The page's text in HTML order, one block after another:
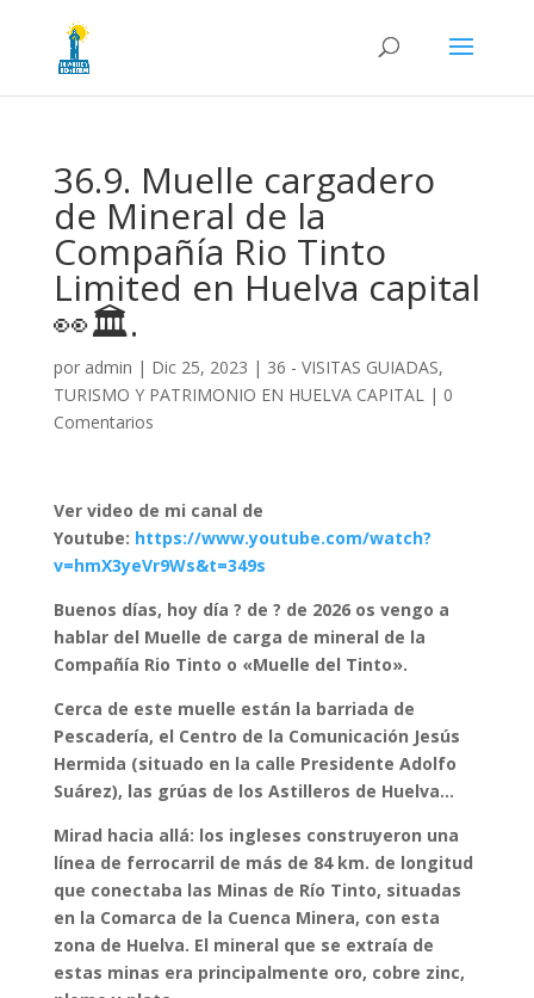
36.9. Muelle cargadero
de Mineral de la
Compañía Rio Tinto
Limited en Huelva capital
👀🏛️.
por admin | Dic 25, 2023 | 36 - VISITAS GUIADAS,
TURISMO Y PATRIMONIO EN HUELVA CAPITAL| 0
Comentarios
Ver video de mi canal de
Youtube: https://www.youtube.com/watch?
v=hmX3yeVr9Ws&t=349s
Buenos días, hoy día ? de ? de 2026 os vengo a
hablar del Muelle de carga de mineral de la
Compañía Rio Tinto o «Muelle del Tinto».
Cerca de este muelle están la barriada de
Pescadería, el Centro de la Comunicación Jesús
Hermida (situado en la calle Presidente Adolfo
Suárez), las grúas de los Astilleros de Huelva…
Mirad hacia allá: los ingleses construyeron una
línea de ferrocarril de más de 84 km. de longitud
que conectaba las Minas de Río Tinto, situadas
en la Comarca de la Cuenca Minera, con esta
zona de Huelva. El mineral que se extraía de
estas minas era principalmente oro, cobre zinc,